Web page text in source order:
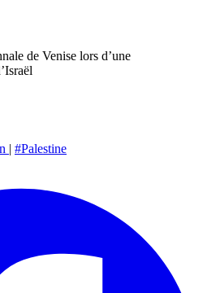
de Venise lors d’une
| #Palestine